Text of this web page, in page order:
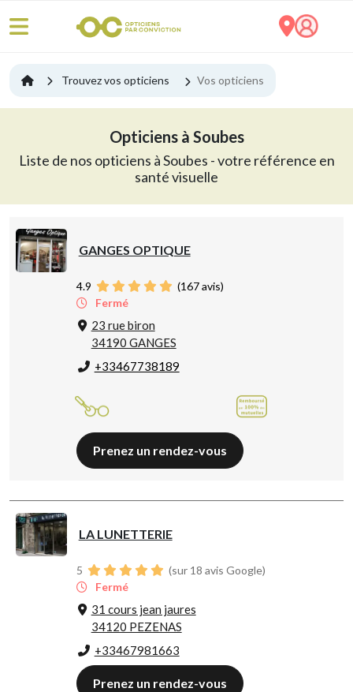
Trouvez vos opticiens Vos opticiens
Opticiens à Soubes
Liste de nos opticiens à Soubes - votre référence en
santé visuelle
GANGES OPTIQUE
4.9 (167avis)
Fermé
23 rue biron
34190 GANGES
+33467738189
Prenez un rendez-vous
LA LUNETTERIE
5
(sur 18 avis Google)
Fermé
31 cours jean jaures
34120 PEZENAS
+33467981663
Prenez un rendez-vous